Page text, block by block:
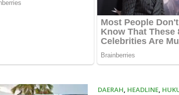
DAERAH, HEADLINE,